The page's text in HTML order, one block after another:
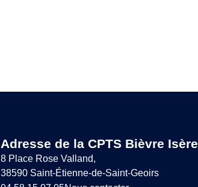
Adresse de la CPTS Bièvre Isère
8 Place Rose Valland,
38590 Saint-Étienne-de-Saint-Geoirs